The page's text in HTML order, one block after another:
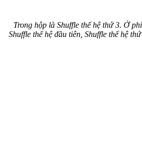
Trong hộp là Shuffle thế hệ thứ 3. Ở
Shuffle thế hệ đầu tiên, Shuffle thế hệ